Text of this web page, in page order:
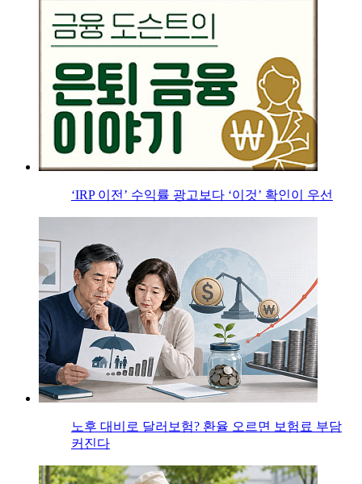
‘IRP 이전’ 수익률 광고보다 ‘이것’ 확인이 우선
노후 대비로 달러보험? 환율 오르면 보험료 부담
커진다